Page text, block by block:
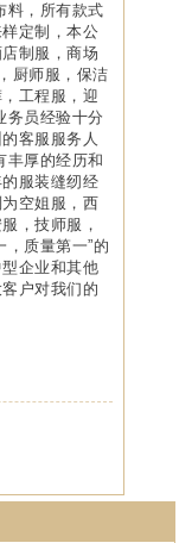
料，所有款式
定制，本公
制服，商场
厨师服，保洁
工程服，迎
务员经验十分
客服服务人
丰厚的经历和
服装缝纫经
空姐服，西
，技师服，
，质量第一”的
企业和其他
户对我们的